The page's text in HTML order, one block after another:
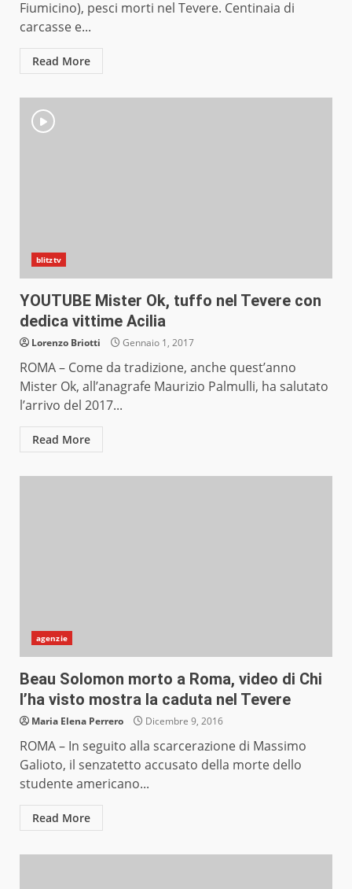
Fiumicino), pesci morti nel Tevere. Centinaia di
carcasse e...
Read More
blitztv
YOUTUBE Mister Ok, tuffo nel Tevere con
dedica vittime Acilia
Lorenzo Briotti Gennaio 1, 2017
ROMA – Come da tradizione, anche quest’anno
Mister Ok, all’anagrafe Maurizio Palmulli, ha salutato
l’arrivo del 2017...
Read More
agenzie
Beau Solomon morto a Roma, video di Chi
l’ha visto mostra la caduta nel Tevere
Maria Elena Perrero Dicembre 9, 2016
ROMA – In seguito alla scarcerazione di Massimo
Galioto, il senzatetto accusato della morte dello
studente americano...
Read More